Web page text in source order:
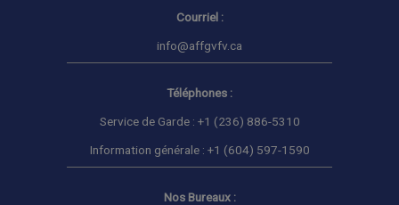
Courriel :
info@affgvfv.ca
Téléphones :
Service de Garde : +1 (236) 886-5310
Information générale : +1 (604) 597-1590
Nos Bureaux :